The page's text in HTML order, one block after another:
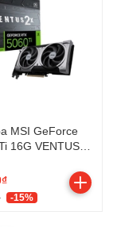
MSI GeForce
16G VENTUS
-15%